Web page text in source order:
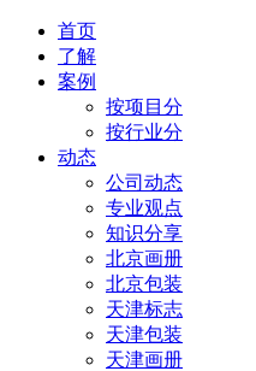
首页
了解
案例
按项目分
按行业分
动态
公司动态
专业观点
知识分享
北京画册
北京包装
天津标志
天津包装
天津画册